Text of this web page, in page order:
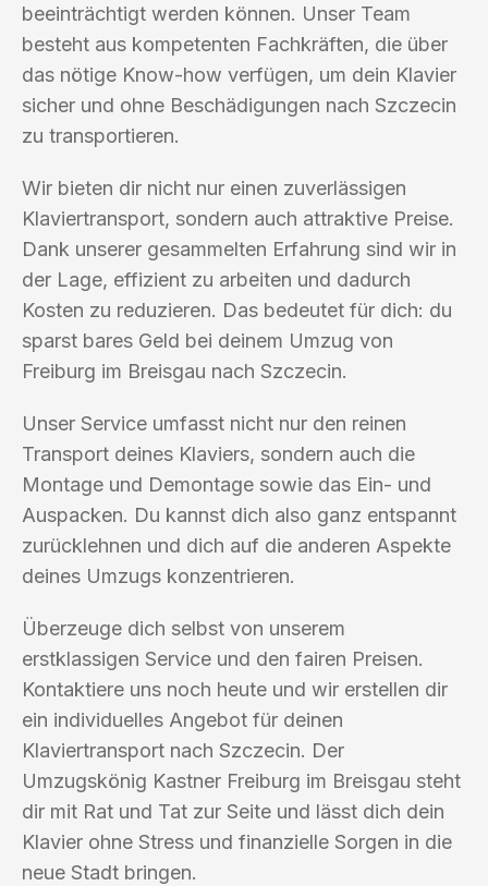
beeinträchtigt werden können. Unser Team
besteht aus kompetenten Fachkräften, die über
das nötige Know-how verfügen, um dein Klavier
sicher und ohne Beschädigungen nach Szczecin
zu transportieren.
Wir bieten dir nicht nur einen zuverlässigen
Klaviertransport, sondern auch attraktive Preise.
Dank unserer gesammelten Erfahrung sind wir in
der Lage, effizient zu arbeiten und dadurch
Kosten zu reduzieren. Das bedeutet für dich: du
sparst bares Geld bei deinem Umzug von
Freiburg im Breisgau nach Szczecin.
Unser Service umfasst nicht nur den reinen
Transport deines Klaviers, sondern auch die
Montage und Demontage sowie das Ein- und
Auspacken. Du kannst dich also ganz entspannt
zurücklehnen und dich auf die anderen Aspekte
deines Umzugs konzentrieren.
Überzeuge dich selbst von unserem
erstklassigen Service und den fairen Preisen.
Kontaktiere uns noch heute und wir erstellen dir
ein individuelles Angebot für deinen
Klaviertransport nach Szczecin. Der
Umzugskönig Kastner Freiburg im Breisgau steht
dir mit Rat und Tat zur Seite und lässt dich dein
Klavier ohne Stress und finanzielle Sorgen in die
neue Stadt bringen.